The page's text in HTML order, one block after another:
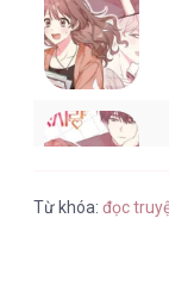
Từ khóa:đọc